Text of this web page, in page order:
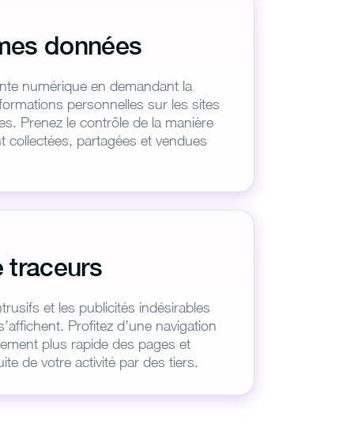
données
numérique en demandant la
personnelles sur les sites
Prenez le contrôle de la manière
collectées, partagées et vendues
traceurs
et les publicités indésirables
Profitez d’une navigation
plus rapide des pages et
de votre activité par des tiers.